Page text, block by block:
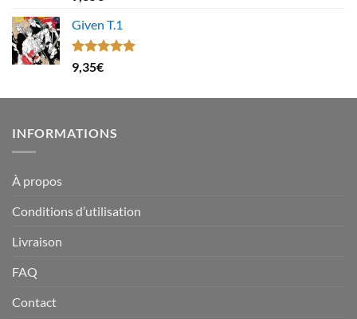
sur 5
Given T.1
Note5.00
sur 5
9,35€
INFORMATIONS
À propos
Conditions d’utilisation
Livraison
FAQ
Contact